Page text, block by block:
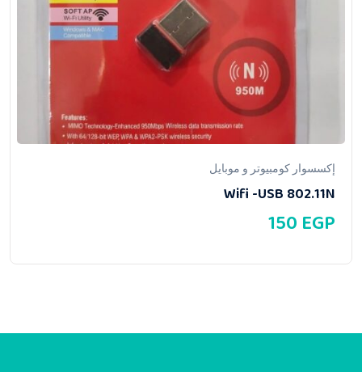
إكسسوار كومبيوتر و موبايل
Wifi -USB 802.11N
150EGP